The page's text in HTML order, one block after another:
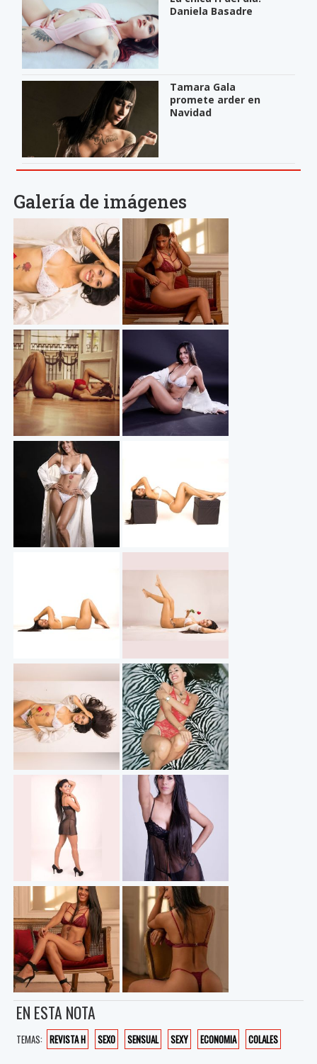
Daniela Basadre
Tamara Gala
promete arder en
Navidad
Galería de imágenes
EN ESTA NOTA
TEMAS: REVISTA H SEXO SENSUAL SEXY ECONOMIA COLALES